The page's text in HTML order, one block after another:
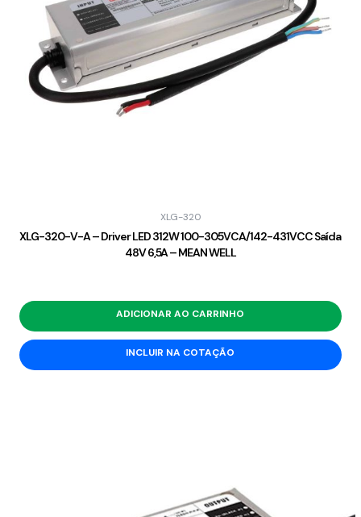
XLG-320
XLG-320-V-A – Driver LED 312W 100-305VCA/142-431VCC Saída
48V 6,5A – MEAN WELL
ADICIONAR AO CARRINHO
INCLUIR NA COTAÇÃO